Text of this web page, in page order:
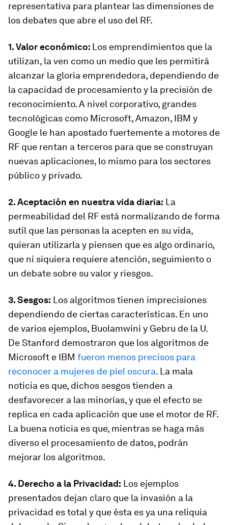
representativa para plantear las dimensiones de
los debates que abre el uso del RF.
1. Valor económico: Los emprendimientos que la
utilizan, la ven como un medio que les permitirá
alcanzar la gloria emprendedora, dependiendo de
la capacidad de procesamiento y la precisión de
reconocimiento. A nivel corporativo, grandes
tecnológicas como Microsoft, Amazon, IBM y
Google le han apostado fuertemente a motores de
RF que rentan a terceros para que se construyan
nuevas aplicaciones, lo mismo para los sectores
público y privado.
2. Aceptación en nuestra vida diaria: La
permeabilidad del RF está normalizando de forma
sutil que las personas la acepten en su vida,
quieran utilizarla y piensen que es algo ordinario,
que ni siquiera requiere atención, seguimiento o
un debate sobre su valor y riesgos.
3. Sesgos: Los algoritmos tienen imprecisiones
dependiendo de ciertas características. En uno
de varios ejemplos, Buolamwini y Gebru de la U.
De Stanford demostraron que los algoritmos de
Microsoft e IBM fueron menos precisos para
reconocer a mujeres de piel oscura. La mala
noticia es que, dichos sesgos tienden a
desfavorecer a las minorías, y que el efecto se
replica en cada aplicación que use el motor de RF.
La buena noticia es que, mientras se haga más
diverso el procesamiento de datos, podrán
mejorar los algoritmos.
4. Derecho a la Privacidad: Los ejemplos
presentados dejan claro que la invasión a la
privacidad es total y que ésta es ya una reliquia